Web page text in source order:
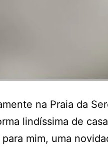
na Praia da
lindíssima de
mim, uma